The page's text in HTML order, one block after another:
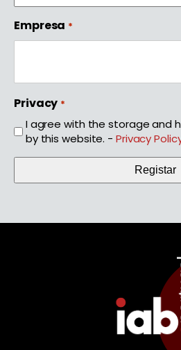
Empresa *
Privacy *
I agree with the storage and
by this website. - Privacy